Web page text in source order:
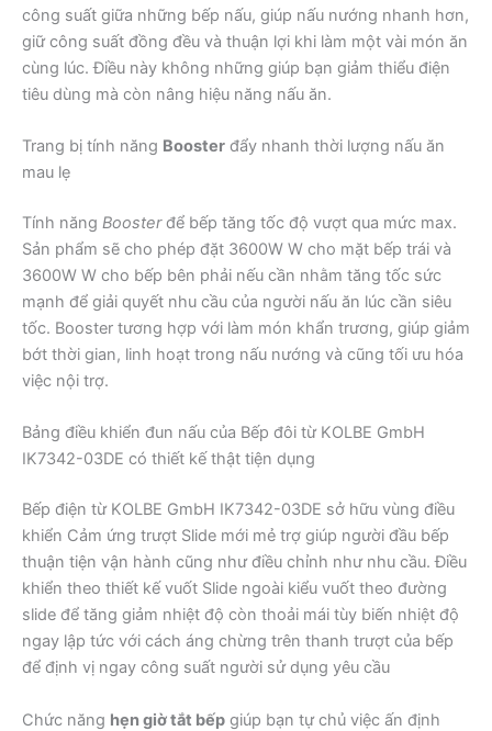
công suất giữa những bếp nấu, giúp nấu nướng nhanh hơn,
giữ công suất đồng đều và thuận lợi khi làm một vài món ăn
cùng lúc. Điều này không những giúp bạn giảm thiểu điện
tiêu dùng mà còn nâng hiệu năng nấu ăn.
Trang bị tính năng Booster đẩy nhanh thời lượng nấu ăn
mau lẹ
Tính năng Boosterđể bếp tăng tốc độ vượt qua mức max.
Sản phẩm sẽ cho phép đặt 3600W W cho mặt bếp trái và
3600W W cho bếp bên phải nếu cần nhằm tăng tốc sức
mạnh để giải quyết nhu cầu của người nấu ăn lúc cần siêu
tốc. Booster tương hợp với làm món khẩn trương, giúp giảm
bớt thời gian, linh hoạt trong nấu nướng và cũng tối ưu hóa
việc nội trợ.
Bảng điều khiển đun nấu của Bếp đôi từ KOLBE GmbH
IK7342-03DE có thiết kế thật tiện dụng
Bếp điện từ KOLBE GmbH IK7342-03DE sở hữu vùng điều
khiển Cảm ứng trượt Slide mới mẻ trợ giúp người đầu bếp
thuận tiện vận hành cũng như điều chỉnh như nhu cầu. Điều
khiển theo thiết kế vuốt Slide ngoài kiểu vuốt theo đường
slide để tăng giảm nhiệt độ còn thoải mái tùy biến nhiệt độ
ngay lập tức với cách áng chừng trên thanh trượt của bếp
để định vị ngay công suất người sử dụng yêu cầu
Chức năng hẹn giờ tắt bếp giúp bạn tự chủ việc ấn định